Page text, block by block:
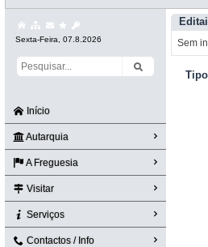
Sexta-Feira, 07.8.2026
Início
Autarquia
A Freguesia
Visitar
Serviços
Contactos / Info
Sem
Tipo